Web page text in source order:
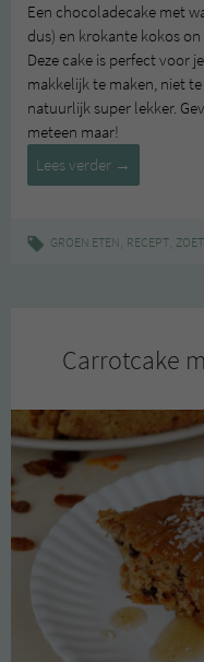
Een chocoladecake met
dus) en krokante kokos
Deze cake is perfect voor
makkelijk te maken, niet
natuurlijk super lekker.
meteen maar!
Lees verder Chocoladecake
met
→
GROEN ETEN, RECEPT,
Carrotcake